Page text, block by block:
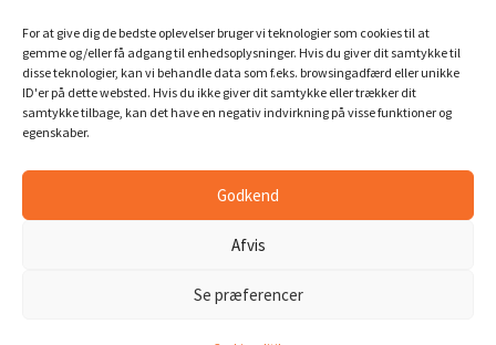
For at give dig de bedste oplevelser bruger vi teknologier som cookies til at
gemme og/eller få adgang til enhedsoplysninger. Hvis du giver dit samtykke til
disse teknologier, kan vi behandle data som f.eks. browsingadfærd eller unikke
ID'er på dette websted. Hvis du ikke giver dit samtykke eller trækker dit
samtykke tilbage, kan det have en negativ indvirkning på visse funktioner og
egenskaber.
Godkend
Afvis
Se præferencer
–